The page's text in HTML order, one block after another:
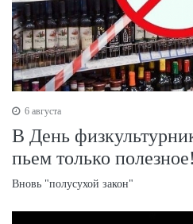
6 августа
В День
пьем только полезное!
Вновь "полусухой закон"